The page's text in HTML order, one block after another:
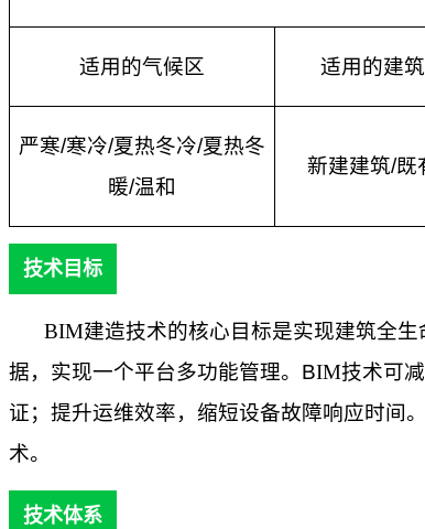
适用的气候区 适用的建
严寒/寒冷/夏热冬冷/夏热冬
暖/温和
新建建筑/既
技术目标
BIM建造技术的核心目标是实现建筑全
据， 实现一个平台多功能管理。 BIM技术可
证；提升运维效率， 缩短设备故障响应时间。
术。
技术体系